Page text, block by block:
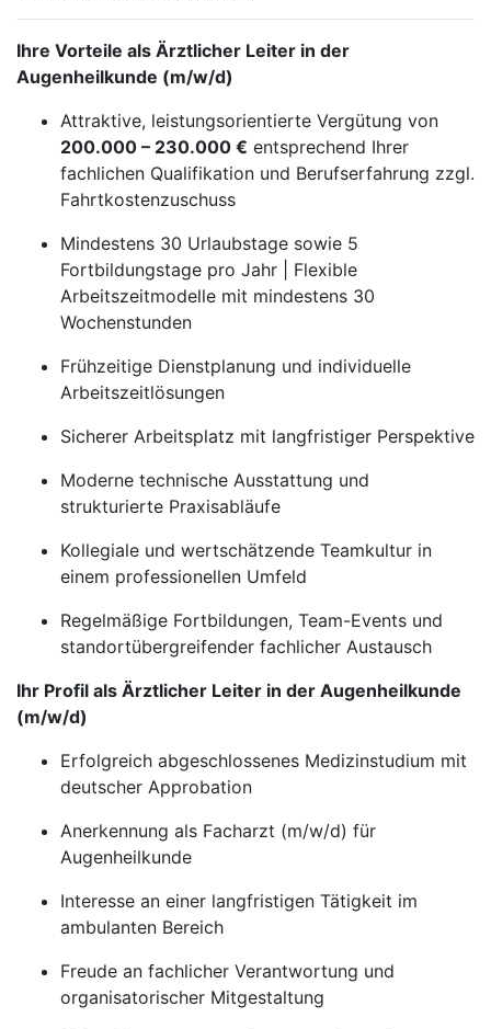
Ihre Vorteile als Ärztlicher Leiter in der
Augenheilkunde (m/w/d)
Attraktive, leistungsorientierte Vergütung von
200.000 – 230.000 € entsprechend Ihrer
fachlichen Qualifikation und Berufserfahrung zzgl.
Fahrtkostenzuschuss
Mindestens 30 Urlaubstage sowie 5
Fortbildungstage pro Jahr | Flexible
Arbeitszeitmodelle mit mindestens 30
Wochenstunden
Frühzeitige Dienstplanung und individuelle
Arbeitszeitlösungen
Sicherer Arbeitsplatz mit langfristiger Perspektive
Moderne technische Ausstattung und
strukturierte Praxisabläufe
Kollegiale und wertschätzende Teamkultur in
einem professionellen Umfeld
Regelmäßige Fortbildungen, Team-Events und
standortübergreifender fachlicher Austausch
Ihr Profil als Ärztlicher Leiter in der Augenheilkunde
(m/w/d)
Erfolgreich abgeschlossenes Medizinstudium mit
deutscher Approbation
Anerkennung als Facharzt (m/w/d) für
Augenheilkunde
Interesse an einer langfristigen Tätigkeit im
ambulanten Bereich
Freude an fachlicher Verantwortung und
organisatorischer Mitgestaltung